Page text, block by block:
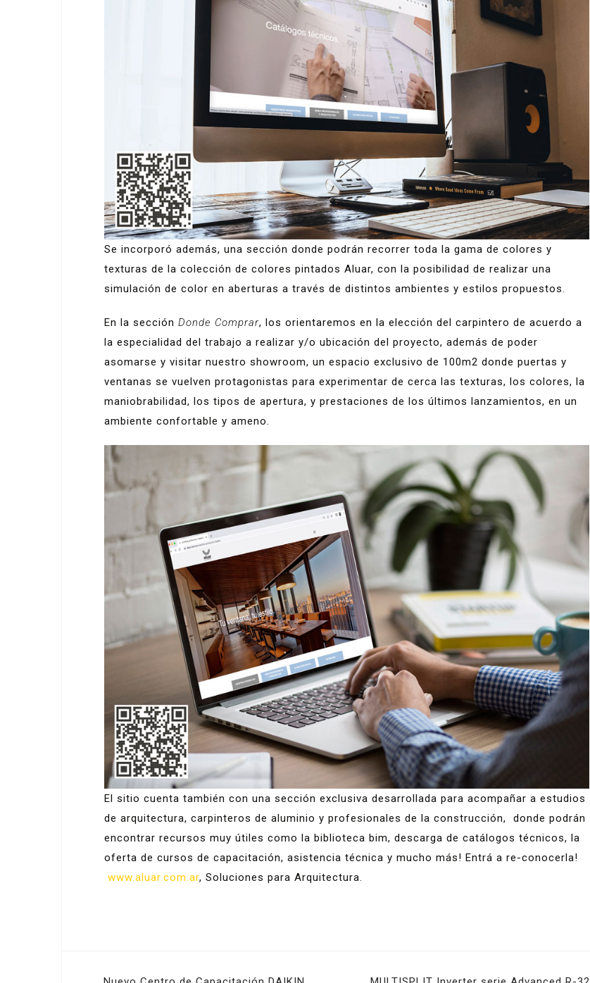
Se incorporó además, una sección donde podrán recorrer toda la gama de colores y
texturas de la colección de colores pintados Aluar, con la posibilidad de realizar una
simulación de color en aberturas a través de distintos ambientes y estilos propuestos.
En la sección Donde Comprar, los orientaremos en la elección del carpintero de acuerdo a
la especialidad del trabajo a realizar y/o ubicación del proyecto, además de poder
asomarse y visitar nuestro showroom, un espacio exclusivo de 100m2 donde puertas y
ventanas se vuelven protagonistas para experimentar de cerca las texturas, los colores, la
maniobrabilidad, los tipos de apertura, y prestaciones de los últimos lanzamientos, en un
ambiente confortable y ameno.
El sitio cuenta también con una sección exclusiva desarrollada para acompañar a estudios
de arquitectura, carpinteros de aluminio y profesionales de la construcción, donde podrán
encontrar recursos muy útiles como la biblioteca bim, descarga de catálogos técnicos, la
oferta de cursos de capacitación, asistencia técnica y mucho más! Entrá a re-conocerla!
www.aluar.com.ar, Soluciones para Arquitectura.